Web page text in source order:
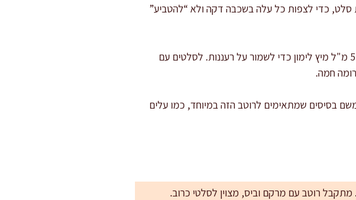
סלט, כדי לצפות כל עלה בשכבה דקה ולא “להטביע”
לסלטים עם פירות (תפוח, אגס, ענבים) אני מעדנת מעט את החרדל ומוסיפה עוד 5 מ"ל מיץ לימון כדי לשמור על רעננות. לסלטים עם
חמה.
בסיסים שמתאימים לרוטב הזה במיוחד, כמו עלים